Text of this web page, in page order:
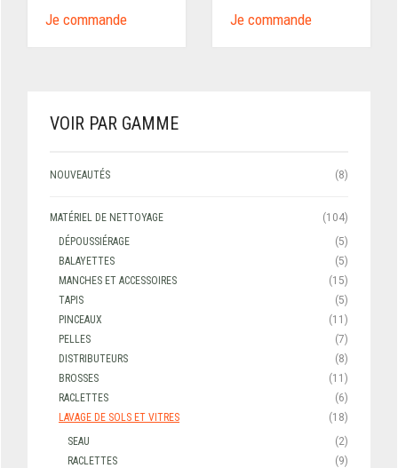
Je commande Je commande
VOIR PAR GAMME
NOUVEAUTÉS (8)
MATÉRIEL DE NETTOYAGE
(104)
DÉPOUSSIÉRAGE
(5)
BALAYETTES
(5)
MANCHES ET ACCESSOIRES
(15)
TAPIS
(5)
PINCEAUX
(11)
PELLES
(7)
DISTRIBUTEURS
(8)
BROSSES
(11)
RACLETTES
(6)
LAVAGE DE SOLS ET VITRES
(18)
SEAU
(2)
RACLETTES
(9)